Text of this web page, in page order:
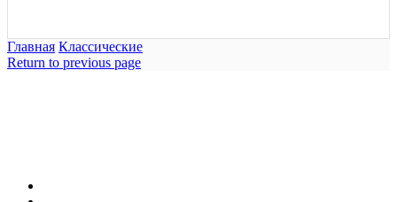
Главная Классические
Return to previous page